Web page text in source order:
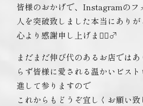
皆様のおかげで、Instagramのフ
人を突破致しました本当にあり
心より感謝申し上げます🏼‍♂️
まだまだ伸び代のあるお店では
らず皆様に愛される温かいビス
進して参りますので
これからもどうぞ宜しくお願い致